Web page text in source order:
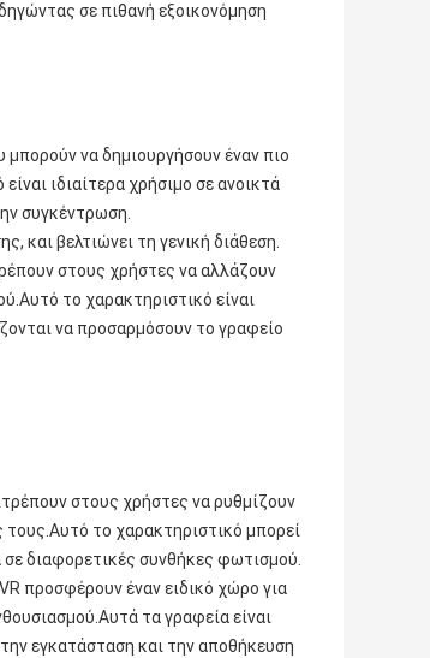
σε πιθανή εξοικονόμηση
να δημιουργήσουν έναν πιο
ιδιαίτερα χρήσιμο σε ανοικτά
συγκέντρωση.
και βελτιώνει τη γενική διάθεση.
στους χρήστες να αλλάζουν
το χαρακτηριστικό είναι
να προσαρμόσουν το γραφείο
στους χρήστες να ρυθμίζουν
το χαρακτηριστικό μπορεί
σε διαφορετικές συνθήκες φωτισμού.
προσφέρουν έναν ειδικό χώρο για
τα γραφεία είναι
εγκατάσταση και την αποθήκευση